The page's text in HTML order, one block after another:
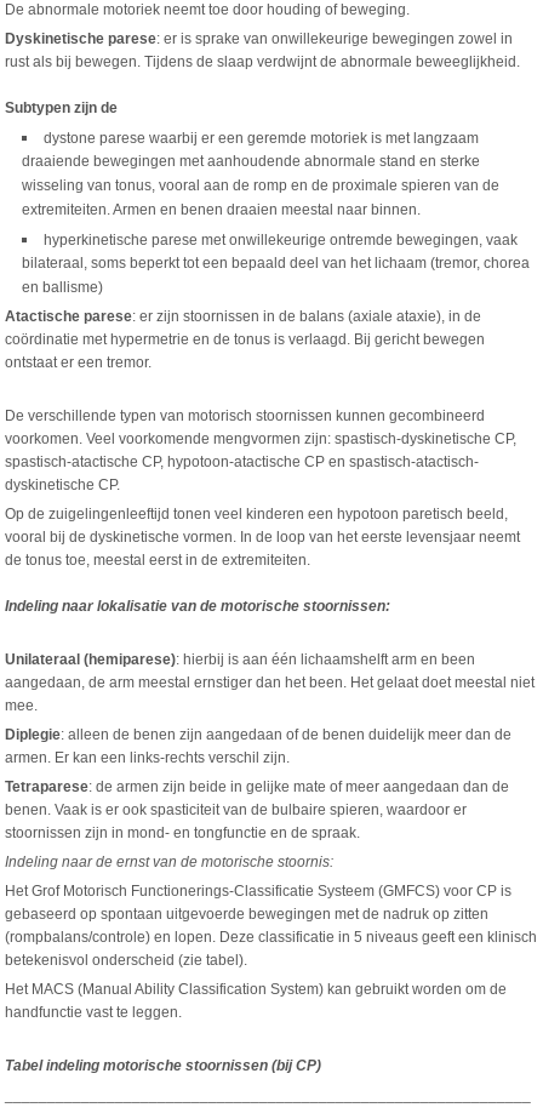
De abnormale motoriek neemt toe door houding of beweging.
Dyskinetische parese: er is sprake van onwillekeurige bewegingen zowel in
rust als bij bewegen. Tijdens de slaap verdwijnt de abnormale beweeglijkheid.
Subtypen zijn de
dystone parese waarbij er een geremde motoriek is met langzaam
draaiende bewegingen met aanhoudende abnormale stand en sterke
wisseling van tonus, vooral aan de romp en de proximale spieren van de
extremiteiten. Armen en benen draaien meestal naar binnen.
hyperkinetische parese met onwillekeurige ontremde bewegingen, vaak
bilateraal, soms beperkt tot een bepaald deel van het lichaam (tremor, chorea
en ballisme)
Atactische parese: er zijn stoornissen in de balans (axiale ataxie), in de
coördinatie met hypermetrie en de tonus is verlaagd. Bij gericht bewegen
ontstaat er een tremor.
De verschillende typen van motorisch stoornissen kunnen gecombineerd
voorkomen. Veel voorkomende mengvormen zijn: spastisch-dyskinetische CP,
spastisch-atactische CP, hypotoon-atactische CP en spastisch-atactisch-
dyskinetische CP.
Op de zuigelingenleeftijd tonen veel kinderen een hypotoon paretisch beeld,
vooral bij de dyskinetische vormen. In de loop van het eerste levensjaar neemt
de tonus toe, meestal eerst in de extremiteiten.
Indeling naar lokalisatie van de motorische stoornissen:
Unilateraal (hemiparese): hierbij is aan één lichaamshelft arm en been
aangedaan, de arm meestal ernstiger dan het been. Het gelaat doet meestal niet
mee.
Diplegie: alleen de benen zijn aangedaan of de benen duidelijk meer dan de
armen. Er kan een links-rechts verschil zijn.
Tetraparese: de armen zijn beide in gelijke mate of meer aangedaan dan de
benen. Vaak is er ook spasticiteit van de bulbaire spieren, waardoor er
stoornissen zijn in mond- en tongfunctie en de spraak.
Indeling naar de ernst van de motorische stoornis:
Het Grof Motorisch Functionerings-Classificatie Systeem (GMFCS) voor CP is
gebaseerd op spontaan uitgevoerde bewegingen met de nadruk op zitten
(rompbalans/controle) en lopen. Deze classificatie in 5 niveaus geeft een klinisch
betekenisvol onderscheid (zie tabel).
Het MACS (Manual Ability Classification System) kan gebruikt worden om de
handfunctie vast te leggen.
Tabel indeling motorische stoornissen (bij CP)